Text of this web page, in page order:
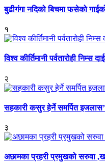
बुढीगंगा नदिको बिचमा फसेको गाईको
१
विश्व कीर्तिमानी पर्वतारोही निम्स
२
सहकारी कसुर हेर्ने समर्पित
३
अछामका प्रहरी प्रमुखको सरुवा